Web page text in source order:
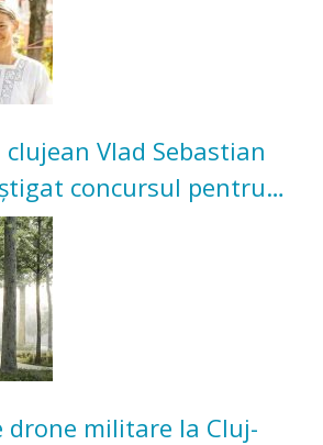
Vlad Sebastian
concursul pentru
Grădinii Casei
drone militare la Cluj-